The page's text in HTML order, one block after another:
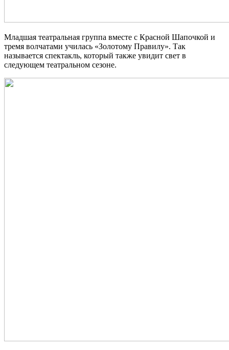
Младшая театральная группа вместе с Красной Шапочкой и
тремя волчатами училась «Золотому Правилу». Так
называется спектакль, который также увидит свет в
следующем театральном сезоне.